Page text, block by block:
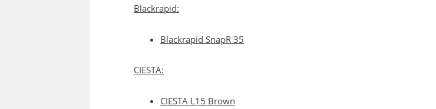
Blackrapid:
Blackrapid SnapR 35
CIESTA:
CIESTA L15 Brown